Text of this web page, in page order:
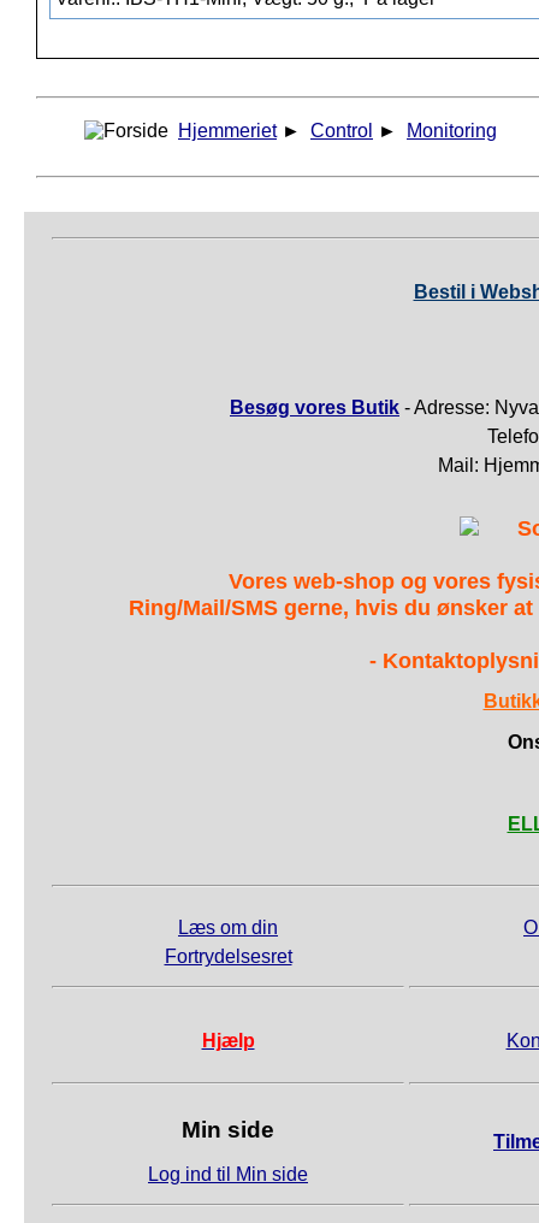
Hjemmeriet ► Control ► Monitoring
Bestil i
Besøg vores Butik - Adresse:
Mail:
Vores web-shop og vores
Ring/Mail/SMS gerne, hvis du ønsker
-
Læs om din
Fortrydelsesret
Hjælp
Min side
Log ind til Min side